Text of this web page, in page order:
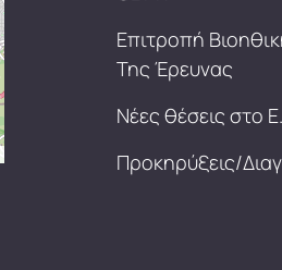
Επιτροπή
Της Έρευνας
Νέες θέσεις στο
Προκηρύξεις/